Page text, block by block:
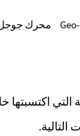
اكتسبتها